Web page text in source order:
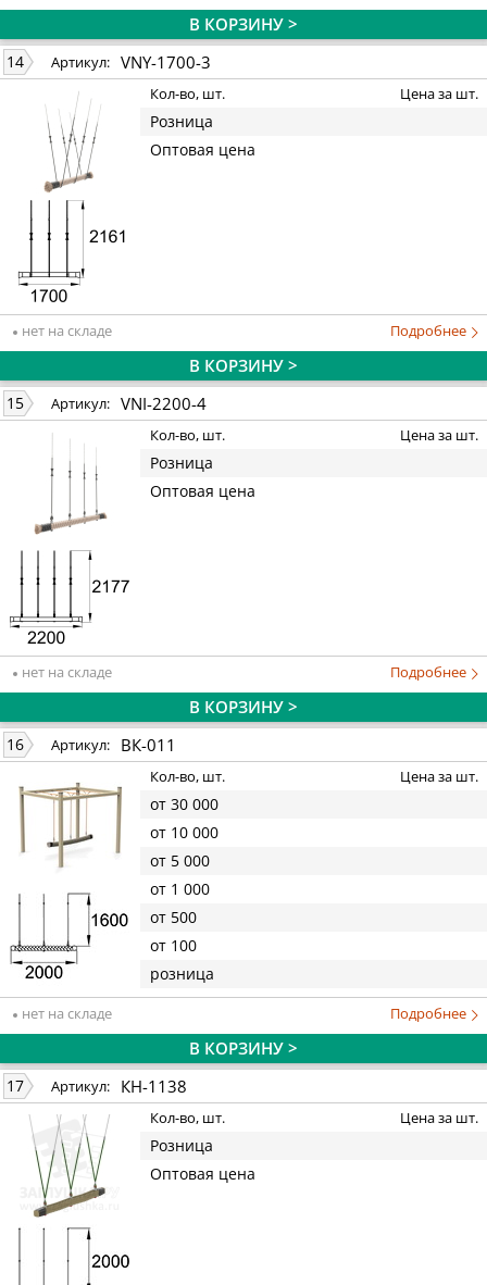
В КОРЗИНУ >
14 Артикул: VNY-1700-3
Кол-во, шт. Цена за шт.
Розница
Оптовая цена
нет на складе Подробнее
В КОРЗИНУ >
15 Артикул: VNI-2200-4
Кол-во, шт. Цена за шт.
Розница
Оптовая цена
нет на складе Подробнее
В КОРЗИНУ >
16 Артикул: ВК-011
Кол-во, шт. Цена за шт.
от 30 000
от 10 000
от 5 000
от 1 000
от 500
от 100
розница
нет на складе Подробнее
В КОРЗИНУ >
17 Артикул: КН-1138
Кол-во, шт. Цена за шт.
Розница
Оптовая цена